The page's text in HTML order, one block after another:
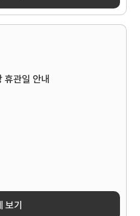
휴관일 안내
보기